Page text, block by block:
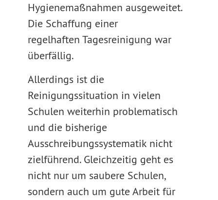
Hygienemaßnahmen ausgeweitet.
Die Schaffung einer
regelhaften Tagesreinigung war
überfällig.
Allerdings ist die
Reinigungssituation in vielen
Schulen weiterhin problematisch
und die bisherige
Ausschreibungssystematik nicht
zielführend. Gleichzeitig geht es
nicht nur um saubere Schulen,
sondern auch um gute Arbeit für